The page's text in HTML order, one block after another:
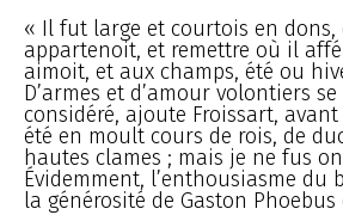
« Il fut large et courtois en
appartenoit, et remettre où il
aimoit, et aux champs, été ou
D’armes et d’amour volontiers
considéré, ajoute Froissart,
été en moult cours de rois, de
hautes clames ; mais je ne fus
Évidemment, l’enthousiasme
la générosité de Gaston Phoebus